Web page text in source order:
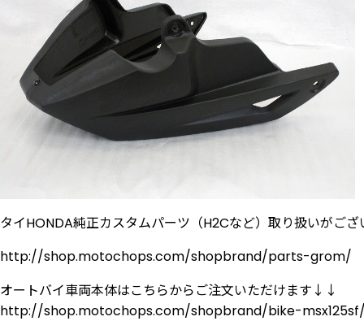
タイHONDA純正カスタムパーツ（H2Cなど）取り扱いがござ
http://shop.motochops.com/shopbrand/parts-grom/
オートバイ車両本体はこちらからご注文いただけます↓↓
http://shop.motochops.com/shopbrand/bike-